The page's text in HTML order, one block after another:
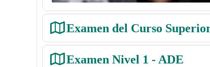
Examen del Curso
Examen Nivel 1 - ADE